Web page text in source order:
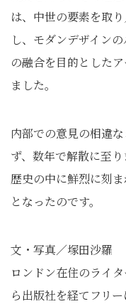
は、中世の要素を取
し、モダンデザイン
の融合を目的とした
ました。
内部での意見の相違
ず、数年で解散に至
歴史の中に鮮烈に刻
となったのです。
文・写真／塚田沙羅
ロンドン在住のライ
ら出版社を経てフリ